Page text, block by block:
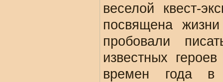
веселой квест-
посвящена
пробовали
известных
времен года в